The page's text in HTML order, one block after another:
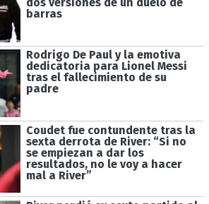
barras
Rodrigo De Paul y la emotiva
dedicatoria para Lionel Messi
tras el fallecimiento de su
padre
Coudet fue contundente tras la
sexta derrota de River: “Si no
se empiezan a dar los
resultados, no le voy a hacer
mal a River”